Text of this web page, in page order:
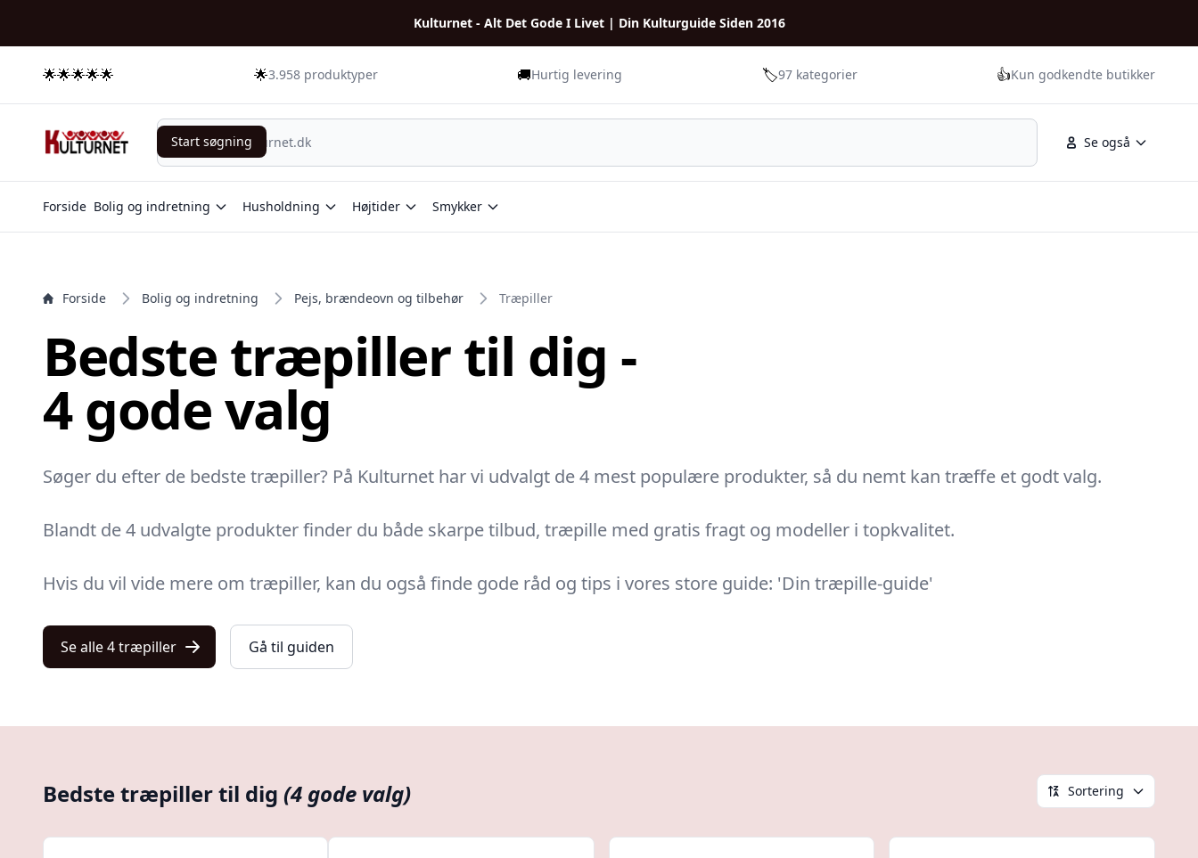
Kulturnet - Alt Det Gode I Livet | Din Kulturguide Siden 2016
🌟🌟🌟🌟🌟 🌟3.958 produktyper 🚚Hurtig levering 🏷️97 kategorier 👍Kun godkendte butikker
Se også
Start søgning
Start søgning
Forside Bolig og indretning Husholdning Højtider Smykker
Forside Bolig og indretning Pejs, brændeovn og tilbehør Træpiller
Bedste træpiller til dig -
4 gode valg
Søger du efter de bedste træpiller? På Kulturnet har vi udvalgt de 4 mest populære produkter, så du nemt kan træffe et godt valg.
Blandt de 4 udvalgte produkter finder du både skarpe tilbud, træpille med gratis fragt og modeller i topkvalitet.
Hvis du vil vide mere om træpiller, kan du også finde gode råd og tips i vores store guide: 'Din træpille-guide'
Se alle 4 træpiller Gå til guiden
Bedste træpiller til dig (4 gode valg) Sortering